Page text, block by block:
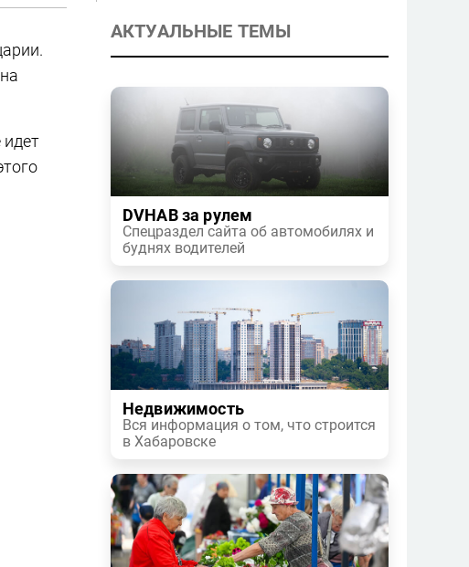
АКТУАЛЬНЫЕ ТЕМЫ
DVHAB за рулем
Спецраздел сайта об автомобилях и
буднях водителей
Недвижимость
Вся информация о том, что строится
в Хабаровске